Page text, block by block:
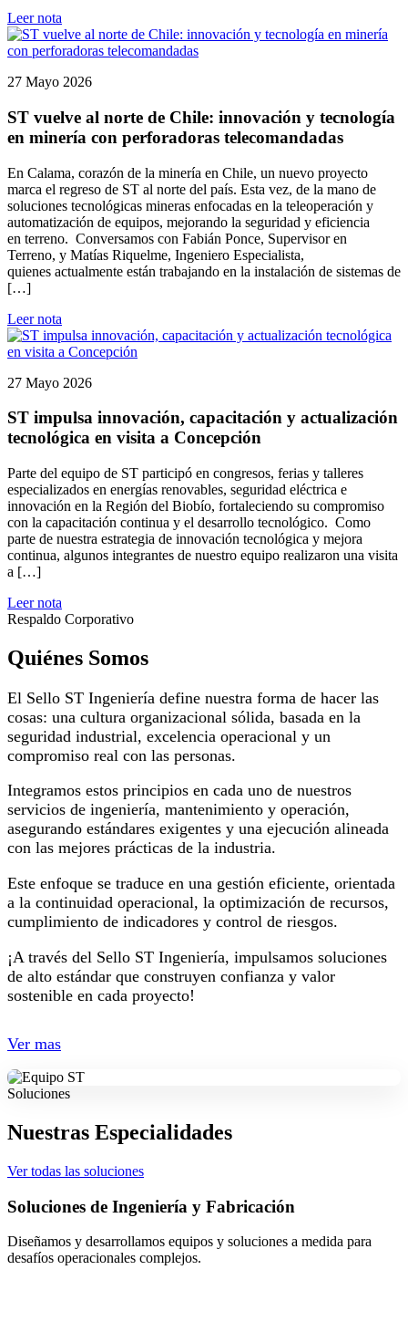
Leer nota
27 Mayo 2026
ST vuelve al norte de Chile: innovación y tecnología
en minería con perforadoras telecomandadas
En Calama, corazón de la minería en Chile, un nuevo proyecto
marca el regreso de ST al norte del país. Esta vez, de la mano de
soluciones tecnológicas mineras enfocadas en la teleoperación y
automatización de equipos, mejorando la seguridad y eficiencia
en terreno. Conversamos con Fabián Ponce, Supervisor en
Terreno, y Matías Riquelme, Ingeniero Especialista,
quienes actualmente están trabajando en la instalación de sistemas de
[…]
Leer nota
27 Mayo 2026
ST impulsa innovación, capacitación y actualización
tecnológica en visita a Concepción
Parte del equipo de ST participó en congresos, ferias y talleres
especializados en energías renovables, seguridad eléctrica e
innovación en la Región del Biobío, fortaleciendo su compromiso
con la capacitación continua y el desarrollo tecnológico. Como
parte de nuestra estrategia de innovación tecnológica y mejora
continua, algunos integrantes de nuestro equipo realizaron una visita
a […]
Leer nota
Respaldo Corporativo
Quiénes Somos
El Sello ST Ingeniería define nuestra forma de hacer las
cosas: una cultura organizacional sólida, basada en la
seguridad industrial, excelencia operacional y un
compromiso real con las personas.
Integramos estos principios en cada uno de nuestros
servicios de ingeniería, mantenimiento y operación,
asegurando estándares exigentes y una ejecución alineada
con las mejores prácticas de la industria.
Este enfoque se traduce en una gestión eficiente, orientada
a la continuidad operacional, la optimización de recursos,
cumplimiento de indicadores y control de riesgos.
¡A través del Sello ST Ingeniería, impulsamos soluciones
de alto estándar que construyen confianza y valor
sostenible en cada proyecto!
Ver mas
Soluciones
Nuestras Especialidades
Ver todas las soluciones
y Fabricación
equipos y soluciones a medida para
complejos.
Aseguramos la